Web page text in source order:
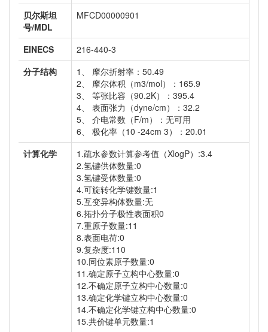
贝尔斯坦
号/MDL
MFCD00000901
EINECS
216-440-3
分子结构
1、 摩尔折射率：50.49
2、 摩尔体积（m3/mol）：165.9
3、 等张比容（90.2K）：395.4
4、 表面张力（dyne/cm）：32.2
5、 介电常数（F/m）：无可用
6、 极化率（10 -24cm 3）：20.01
计算化学
1.疏水参数计算参考值（XlogP）:3.4
2.氢键供体数量:0
3.氢键受体数量:0
4.可旋转化学键数量:1
5.互变异构体数量:无
6.拓扑分子极性表面积0
7.重原子数量:11
8.表面电荷:0
9.复杂度:110
10.同位素原子数量:0
11.确定原子立构中心数量:0
12.不确定原子立构中心数量:0
13.确定化学键立构中心数量:0
14.不确定化学键立构中心数量:0
15.共价键单元数量:1